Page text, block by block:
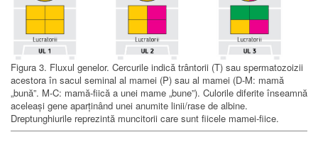
Figura 3. Fluxul genelor. Cercurile indică trântorii (T) sau spermatozoizii
acestora în sacul seminal al mamei (P) sau al mamei (D-M: mamă
„bună”. M-C: mamă-fiică a unei mame „bune”). Culorile diferite înseamnă
aceleași gene aparținând unei anumite linii/rase de albine.
Dreptunghiurile reprezintă muncitorii care sunt fiicele mamei-fiice.